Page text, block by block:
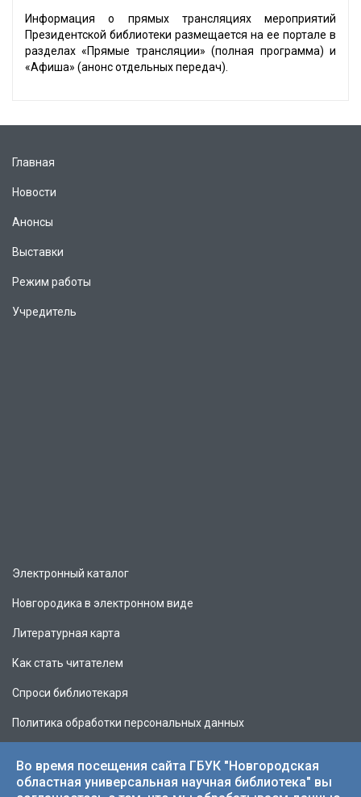
Информация о прямых трансляциях мероприятий
Президентской библиотеки размещается на ее портале в
разделах «Прямые трансляции» (полная программа) и
«Афиша» (анонс отдельных передач).
Главная
Новости
Анонсы
Выставки
Режим работы
Учредитель
Электронный каталог
Новгородика в электронном виде
Литературная карта
Как стать читателем
Спроси библиотекаря
Политика обработки персональных данных
Во время посещения сайта ГБУК "Новгородская
областная универсальная научная библиотека" вы